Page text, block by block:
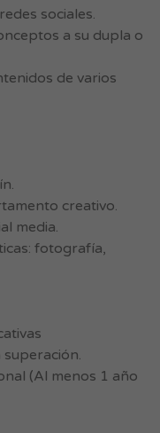
sociales.
a su dupla o
de varios
creativo.
media.
fotografía,
(Al menos 1 año